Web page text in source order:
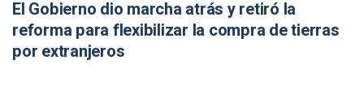
El Gobierno dio marcha atrás y retiró la
reforma para flexibilizar la compra de tierras
por extranjeros